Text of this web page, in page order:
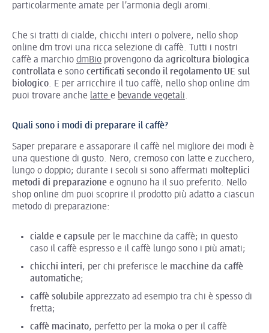
particolarmente amate per l’armonia degli aromi.
Che si tratti di cialde, chicchi interi o polvere, nello shop
online dm trovi una ricca selezione di caffè. Tutti i nostri
caffè a marchio dmBio provengono da agricoltura biologica
controllata e sono certificati secondo il regolamento UE sul
biologico. E per arricchire il tuo caffè, nello shop online dm
puoi trovare anche latte e bevande vegetali.
Quali sono i modi di preparare il caffè?
Saper preparare e assaporare il caffè nel migliore dei modi è
una questione di gusto. Nero, cremoso con latte e zucchero,
lungo o doppio; durante i secoli si sono affermati molteplici
metodi di preparazione e ognuno ha il suo preferito. Nello
shop online dm puoi scoprire il prodotto più adatto a ciascun
metodo di preparazione:
cialde e capsule per le macchine da caffè; in questo
caso il caffè espresso e il caffè lungo sono i più amati;
chicchi interi, per chi preferisce le macchine da caffè
automatiche;
caffè solubile apprezzato ad esempio tra chi è spesso di
fretta;
caffè macinato, perfetto per la moka o per il caffè